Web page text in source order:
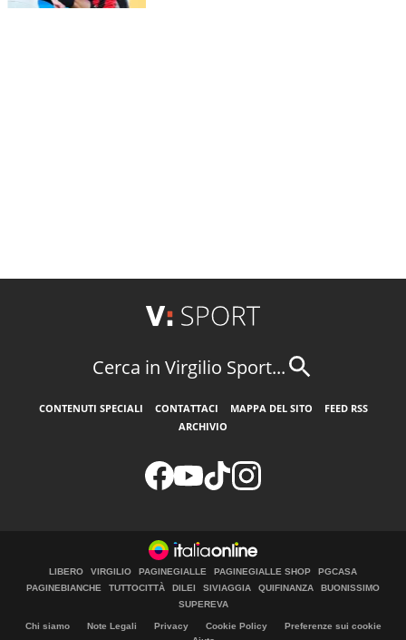
Cerca in Virgilio Sport...
CONTENUTI SPECIALI CONTATTACI MAPPA DEL SITO
FEED RSS
ARCHIVIO
LIBERO VIRGILIO PAGINEGIALLE PAGINEGIALLE SHOP
PGCASA
PAGINEBIANCHE
TUTTOCITTÀ DILEI SIVIAGGIA QUIFINANZA
BUONISSIMO
SUPEREVA
Chi siamo Note Legali Privacy Cookie Policy
Preferenze sui cookie